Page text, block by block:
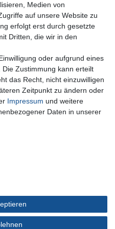
und Bestellungen
Telefon:
bau-projekt.de
Kontakt
Medien von
auf unsere Website zu
erfolgt erst durch gesetzte
Dritten, die wir in den
oder aufgrund eines
Zustimmung kann erteilt
das Recht, nicht einzuwilligen
Zeitpunkt zu ändern oder
Impressum und weitere
Daten in unserer